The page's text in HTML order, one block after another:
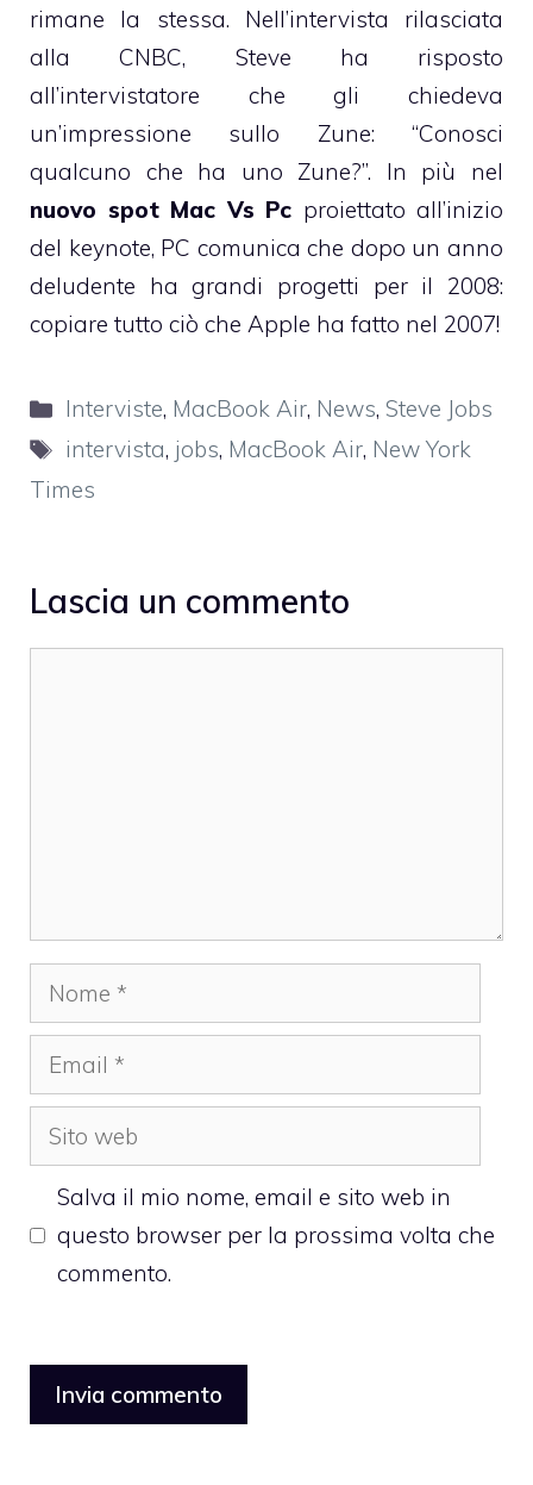
rimane la stessa. Nell’intervista rilasciata
alla CNBC, Steve ha risposto
all’intervistatore che gli chiedeva
un’impressione sullo Zune: “Conosci
qualcuno che ha uno Zune?”. In più nel
nuovo spot Mac Vs Pc proiettato all’inizio
del keynote, PC comunica che dopo un anno
deludente ha grandi progetti per il 2008:
copiare tutto ciò che Apple ha fatto nel 2007!
Categorie
Interviste, MacBook Air, News,Steve Jobs
Tag
intervista, jobs, MacBook Air, New York
Times
Lascia un commento
Nome
Email
Sito
web
Salva il mio nome, email e sito web in
questo browser per la prossima volta che
commento.